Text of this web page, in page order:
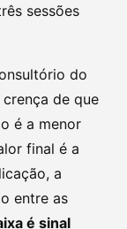
sessões
do
de que
é a menor
final é a
a
entre as
é sinal